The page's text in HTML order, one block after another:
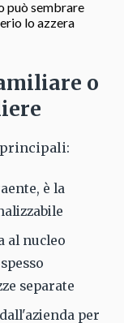
può sembrare
lo azzera
o
principali:
è la
al nucleo
separate
per